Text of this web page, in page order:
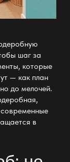
шаг за
которые
— как план
до мелочей.
в